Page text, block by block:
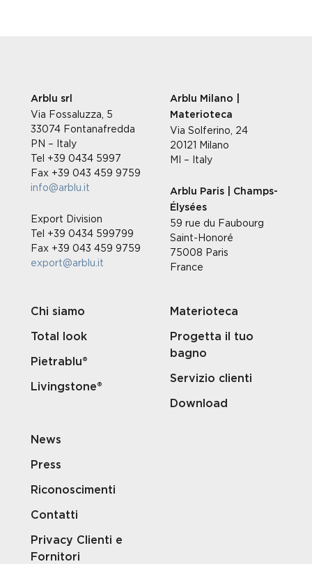
Arblu srl
Via Fossaluzza, 5
33074 Fontanafredda
PN – Italy
Tel +39 0434 5997
Fax +39 043 459 9759
info@arblu.it
Export Division
Tel +39 0434 599799
Fax +39 043 459 9759
export@arblu.it
Arblu Milano |
Materioteca
Via Solferino, 24
20121 Milano
MI – Italy
Arblu Paris | Champs-
Élysées
59 rue du Faubourg
Saint-Honoré
75008 Paris
France
Chi siamo
Total look
Pietrablu®
Livingstone®
Materioteca
Progetta il tuo
bagno
Servizio clienti
Download
News
Press
Riconoscimenti
Contatti
Privacy Clienti e
Fornitori